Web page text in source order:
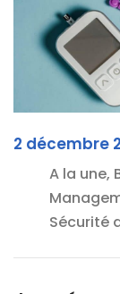
2 décembre
A la une,
Sécurité